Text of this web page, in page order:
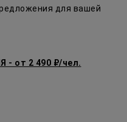
для вашей
от 2 490 ₽/чел.